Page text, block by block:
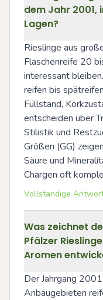
dem Jahr 2001,
Lagen?
Rieslinge aus
Flaschenreife 20
interessant
reifen bis
Füllstand,
entscheiden über
Stilistik und
Größen (GG)
Säure und
Chargen oft
Vollständige
Was zeichnet
Pfälzer
Aromen
Der Jahrgang
Anbaugebieten